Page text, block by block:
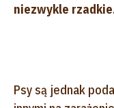
niezwykle rzadkie.
Psy są jednak